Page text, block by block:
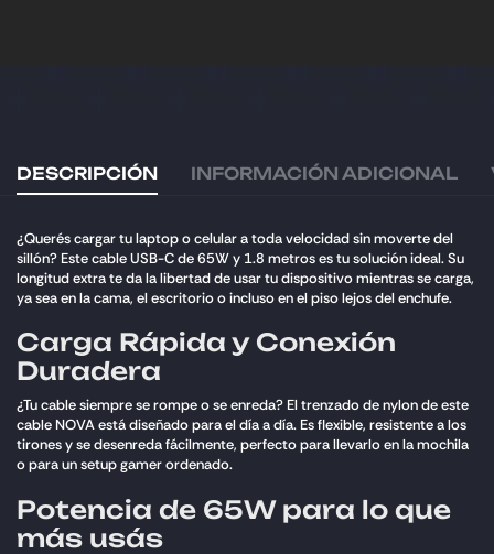
DESCRIPCIÓN INFORMACIÓN ADICIONAL
¿Querés cargar tu laptop o celular a toda velocidad sin moverte del
sillón? Este cable USB-C de 65W y 1.8 metros es tu solución ideal. Su
longitud extra te da la libertad de usar tu dispositivo mientras se carga,
ya sea en la cama, el escritorio o incluso en el piso lejos del enchufe.
Carga Rápida y Conexión
Duradera
¿Tu cable siempre se rompe o se enreda? El trenzado de nylon de este
cable NOVA está diseñado para el día a día. Es flexible, resistente a los
tirones y se desenreda fácilmente, perfecto para llevarlo en la mochila
o para un setup gamer ordenado.
Potencia de 65W para lo que
más usás